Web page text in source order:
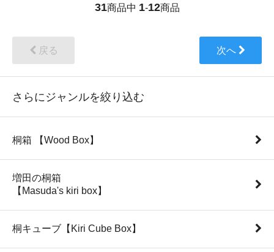
31商品中 1-12商品
戻る 次へ
さらにジャンルを絞り込む
桐箱 【Wood Box】
増田の桐箱
【Masuda's kiri box】
桐キューブ【Kiri Cube Box】